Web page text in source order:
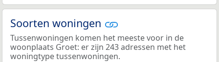
Soorten woningen
Tussenwoningen komen het meeste voor in de
woonplaats Groet: er zijn 243 adressen met het
woningtype tussenwoningen.